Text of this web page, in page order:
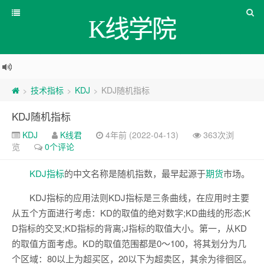
K线学院
> 技术指标 > KDJ > KDJ随机指标
KDJ随机指标
KDJ K线君 4年前 (2022-04-13)
363次浏
览
0个评论
KDJ指标的中文名称是随机指数，最早起源于期货市场。
KDJ指标的应用法则KDJ指标是三条曲线，在应用时主要
从五个方面进行考虑：KD的取值的绝对数字;KD曲线的形态;K
D指标的交叉;KD指标的背离;J指标的取值大小。第一，从KD
的取值方面考虑。KD的取值范围都是0～100，将其划分为几
个区域：80以上为超买区，20以下为超卖区，其余为徘徊区。